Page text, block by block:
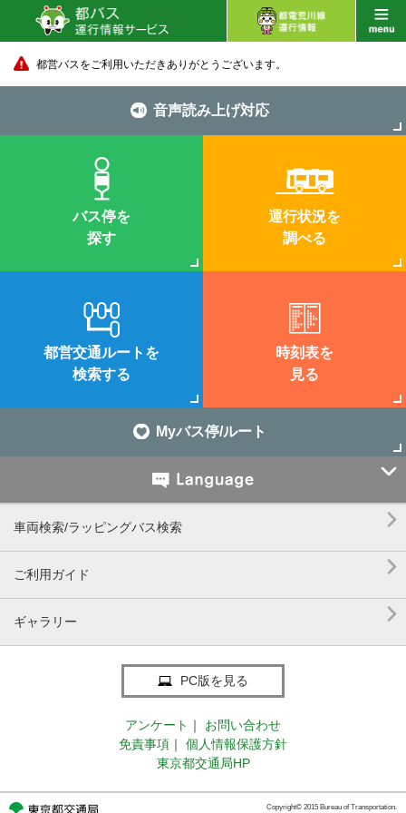
都営バスをご利用いただきありがとうございます。
音声読み上げ対応
バス停を
探す
運行状況を
調べる
都営交通ルートを
検索する
時刻表を
見る
Myバス停/ルート

車両検索/ラッピングバス検索 
ご利用ガイド 
ギャラリー 
PC版を見る
アンケート ｜
お問い合わせ
免責事項 ｜
個人情報保護方針
東京都交通局HP
Copyright© 2015 Bureau of Transportation.